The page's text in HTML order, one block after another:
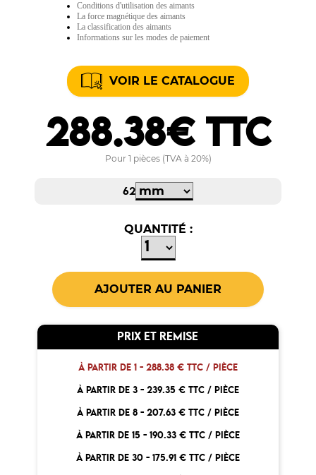
Conditions d'utilisation des aimants
La force magnétique des aimants
La classification des aimants
Informations sur les modes de paiement
VOIR LE CATALOGUE
288.38€ TTC
Pour 1 pièces (TVA à 20%)
62
QUANTITÉ :
PRIX ET REMISE
À PARTIR DE 1 - 288.38 € TTC / PIÈCE
À PARTIR DE 3 - 239.35 € TTC / PIÈCE
À PARTIR DE 8 - 207.63 € TTC / PIÈCE
À PARTIR DE 15 - 190.33 € TTC / PIÈCE
À PARTIR DE 30 - 175.91 € TTC / PIÈCE